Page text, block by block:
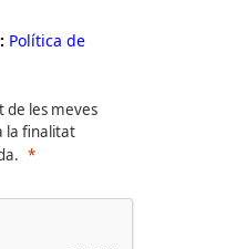
Política de
de les meves
la finalitat